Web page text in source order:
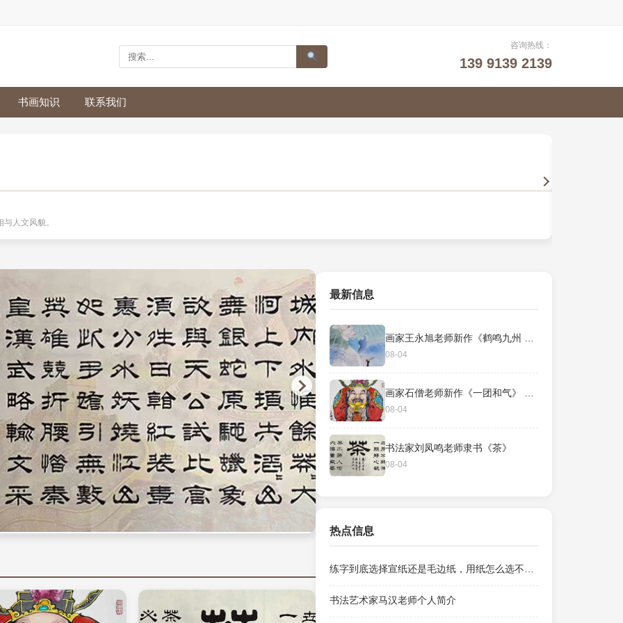
咨询热线：
139 9139 2139
书画知识 联系我们
人文风貌。
最新信息
08-04
08-04
书法家刘凤鸣老师隶书《茶》
08-04
热点信息
书法艺术家马汉老师个人简介